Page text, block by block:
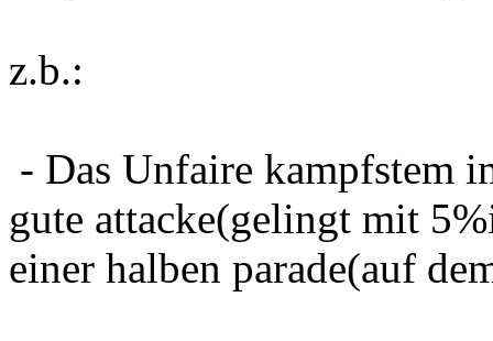
z.b.:
- Das Unfaire kampfstem
gute attacke(gelingt mit
einer halben parade(auf